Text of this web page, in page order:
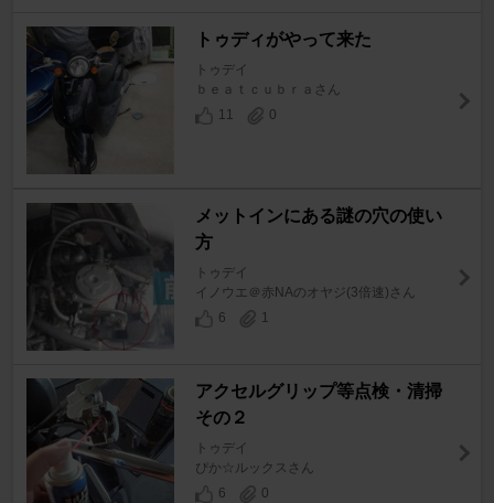
トゥディがやって来た
トゥデイ
ｂｅａｔｃｕｂｒａさん
11
0
メットインにある謎の穴の使い
方
トゥデイ
イノウエ＠赤NAのオヤジ(3倍速)さん
6
1
アクセルグリップ等点検・清掃
その２
トゥデイ
ぴか☆ルックスさん
6
0